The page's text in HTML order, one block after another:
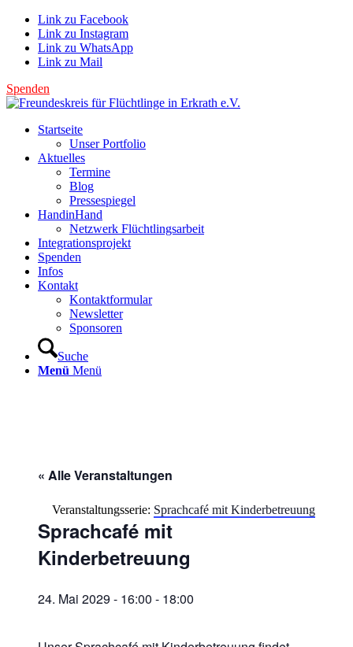
Link zu Facebook
Link zu Instagram
Link zu WhatsApp
Link zu Mail
Spenden
Startseite
Unser Portfolio
Aktuelles
Termine
Blog
Pressespiegel
HandinHand
Netzwerk Flüchtlingsarbeit
Integrationsprojekt
Spenden
Infos
Kontakt
Kontaktformular
Newsletter
Sponsoren
Suche
Menü Menü
« Alle Veranstaltungen
Veranstaltungsserie: Sprachcafé mit Kinderbetreuung
Sprachcafé mit
Kinderbetreuung
24. Mai 2029 - 16:00 - 18:00